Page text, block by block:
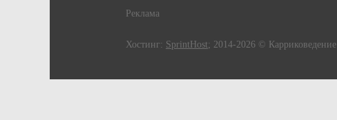
Реклама
Хостинг: SprintHost; 2014-2026 © Карриковедение